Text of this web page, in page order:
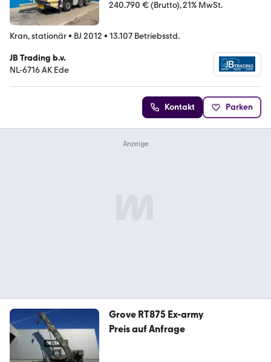
240.790 € (Brutto) 21% MwSt.
Kran, stationär• BJ 2012 • 13.107 Betriebsstd.
JB Trading b.v.
NL-6716 AK Ede
Kontakt Parken
Grove RT875 Ex-army
Preis auf Anfrage